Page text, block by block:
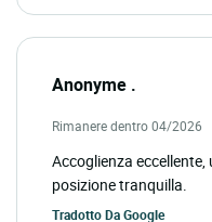
Anonyme .
Rimanere dentro 04/2026
Accoglienza
posizione tranquilla.
Tradotto DaGoogle